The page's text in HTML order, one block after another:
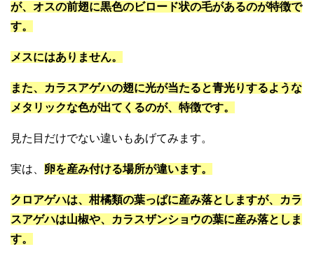
が、オスの前翅に黒色のビロード状の毛があるのが特徴で
す。
メスにはありません。
また、カラスアゲハの翅に光が当たると青光りするような
メタリックな色が出てくるのが、特徴です。
見た目だけでない違いもあげてみます。
実は、 卵を産み付ける場所が違います。
クロアゲハは、柑橘類の葉っぱに産み落としますが、カラ
スアゲハは山椒や、カラスザンショウの葉に産み落としま
す。